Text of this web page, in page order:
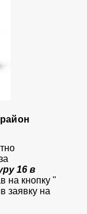
16 в
на кнопку"
заявку на